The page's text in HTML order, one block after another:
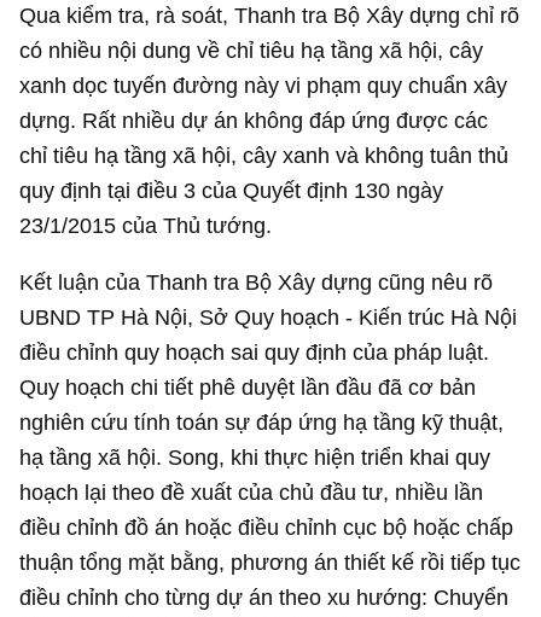
Qua kiểm tra, rà soát, Thanh tra Bộ Xây dựng chỉ rõ
có nhiều nội dung về chỉ tiêu hạ tầng xã hội, cây
xanh dọc tuyến đường này vi phạm quy chuẩn xây
dựng. Rất nhiều dự án không đáp ứng được các
chỉ tiêu hạ tầng xã hội, cây xanh và không tuân thủ
quy định tại điều 3 của Quyết định 130 ngày
23/1/2015 của Thủ tướng.
Kết luận của Thanh tra Bộ Xây dựng cũng nêu rõ
UBND TP Hà Nội, Sở Quy hoạch - Kiến trúc Hà Nội
điều chỉnh quy hoạch sai quy định của pháp luật.
Quy hoạch chi tiết phê duyệt lần đầu đã cơ bản
nghiên cứu tính toán sự đáp ứng hạ tầng kỹ thuật,
hạ tầng xã hội. Song, khi thực hiện triển khai quy
hoạch lại theo đề xuất của chủ đầu tư, nhiều lần
điều chỉnh đồ án hoặc điều chỉnh cục bộ hoặc chấp
thuận tổng mặt bằng, phương án thiết kế rồi tiếp tục
điều chỉnh cho từng dự án theo xu hướng: Chuyển